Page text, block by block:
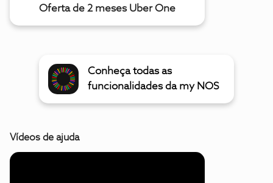
Oferta de 2 meses Uber One
Conheça todas as
funcionalidades da my NOS
Vídeos de ajuda